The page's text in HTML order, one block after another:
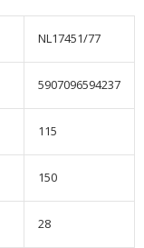
NL17451/77
5907096594237
115
150
28